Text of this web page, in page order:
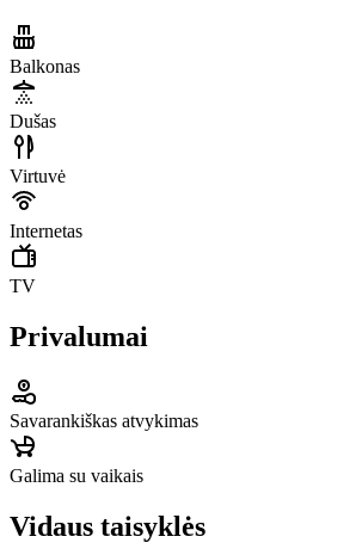
Balkonas
Dušas
Virtuvė
Internetas
TV
Privalumai
Savarankiškas atvykimas
Galima su vaikais
Vidaus taisyklės